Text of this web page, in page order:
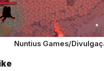
Nuntius Games/